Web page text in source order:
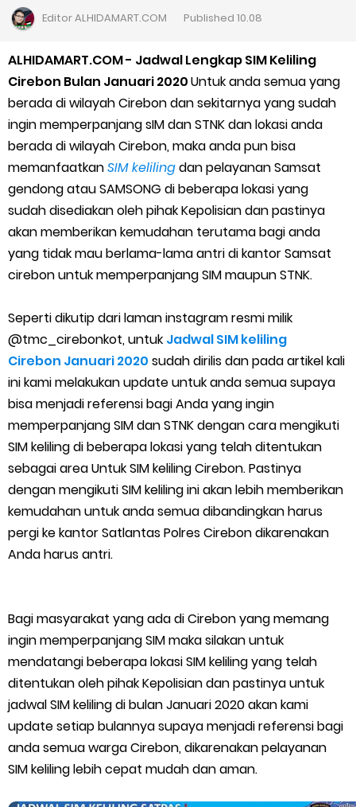
Cara Daftar Goshop agar Cepat Diterima
Apa itu Grab Saap? Layanan Antri Online Terbaru Dari Grab
Cara Ping DNS Server Gojek Gopartner
Cara Mudah Melihat Nomor Shopeepay Sendiri dan Orang Lain
7 Cara Mudah Top Up Grab untuk Driver
5 Versi Map Paling Gacor Untuk Ojek Online
Penyebab dan Cara Memulihkan Akun Gojek Dibekukan
Cara Menghitung Penghasilan Grab Sesuai dengan Orderan
Cara Menggunakan Paket Telkomsel Mitra Gojek
5 Cara Top Up InDriver dengan Mudah
5 Biaya Potongan Shopee Food yang Perlu Kamu Ketahui
10 Cara Jitu Autobid Untuk Lala Motor dan Mobil 2023
Batas Saldo Untuk Akun Gopay Biasa dan Upgrade
Cara Mudah Melihat QR dan Barcode Shopeepay
Cara Transfer Gopay ke Shopeepay Tanpa Potongan
Cara Ping Server Shopee Food 2022
Cara Menghubungi CS Lalamove dan Jam Operasionalnya
Cara Mengatasi Aplikasi Gojek Mengalami Gangguan
DNS Server Gojek Driver Terbaru 2026: Panduan Lengkap DNS
EditorALHIDAMART.COM Published 10.08
ALHIDAMART.COM - Jadwal Lengkap SIM Keliling
Cirebon Bulan Januari 2020Untuk anda semua yang
berada di wilayah Cirebon dan sekitarnya yang sudah
ingin memperpanjang sIM dan STNK dan lokasi anda
berada di wilayah Cirebon, maka anda pun bisa
memanfaatkanSIM kelilingdan pelayanan Samsat
gendong atau SAMSONG di beberapa lokasi yang
sudah disediakan oleh pihak Kepolisian dan pastinya
akan memberikan kemudahan terutama bagi anda
yang tidak mau berlama-lama antri di kantor Samsat
cirebon untuk memperpanjang SIM maupun STNK.
Seperti dikutip dari laman instagram resmi milik
@tmc_cirebonkot, untuk Jadwal SIM keliling
Cirebon Januari 2020 sudah dirilis dan pada artikel kali
ini kami melakukan update untuk anda semua supaya
bisa menjadi referensi bagi Anda yang ingin
memperpanjang SIM dan STNK dengan cara mengikuti
SIM keliling di beberapa lokasi yang telah ditentukan
sebagai area Untuk SIM keliling Cirebon. Pastinya
dengan mengikuti SIM keliling ini akan lebih memberikan
kemudahan untuk anda semua dibandingkan harus
pergi ke kantor Satlantas Polres Cirebon dikarenakan
Anda harus antri.
Bagi masyarakat yang ada di Cirebon yang memang
ingin memperpanjang SIM maka silakan untuk
mendatangi beberapa lokasi SIM keliling yang telah
ditentukan oleh pihak Kepolisian dan pastinya untuk
jadwal SIM keliling di bulan Januari 2020 akan kami
update setiap bulannya supaya menjadi referensi bagi
anda semua warga Cirebon, dikarenakan pelayanan
SIM keliling lebih cepat mudah dan aman.